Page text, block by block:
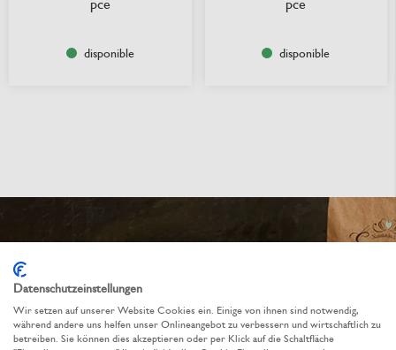
pce
disponible
pce
disponible
Datenschutzeinstellungen
Wir setzen auf unserer Website Cookies ein. Einige von ihnen sind notwendig,
während andere uns helfen unser Onlineangebot zu verbessern und wirtschaftlich zu
betreiben. Sie können dies akzeptieren oder per Klick auf die Schaltfläche